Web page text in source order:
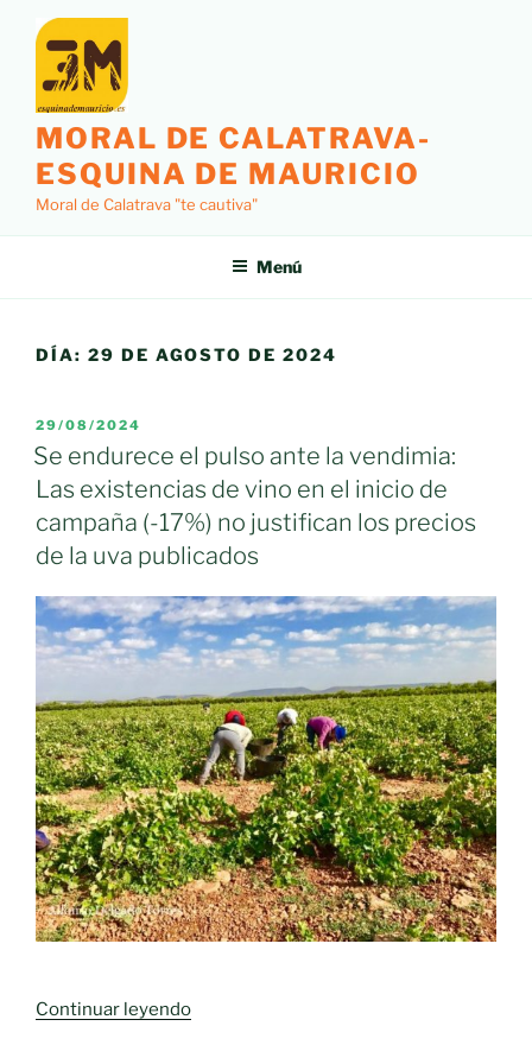
contenido
MORAL DE CALATRAVA-
ESQUINA DE MAURICIO
Moral de Calatrava "te cautiva"
Menú
DÍA: 29 DE AGOSTO DE 2024
PUBLICADO
EL
29/08/2024
Se endurece el pulso ante la vendimia:
Las existencias de vino en el inicio de
campaña (-17%) no justifican los precios
de la uva publicados
Continuar leyendo«Se